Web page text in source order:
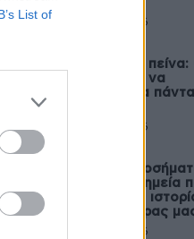
List of
27 Φεβρουαρίου 2026
Μεταπροπονητική
λόγος που θέλεις να
καταβροχθίσεις τα πάντα
μετά την άσκηση
27 Φεβρουαρίου 2026
Ωρίων – Σπάνια
συνδέονται με μνημεία
διαμόρφωσαν την
το πνεύμα της χώρας
27 Φεβρουαρίου 2026